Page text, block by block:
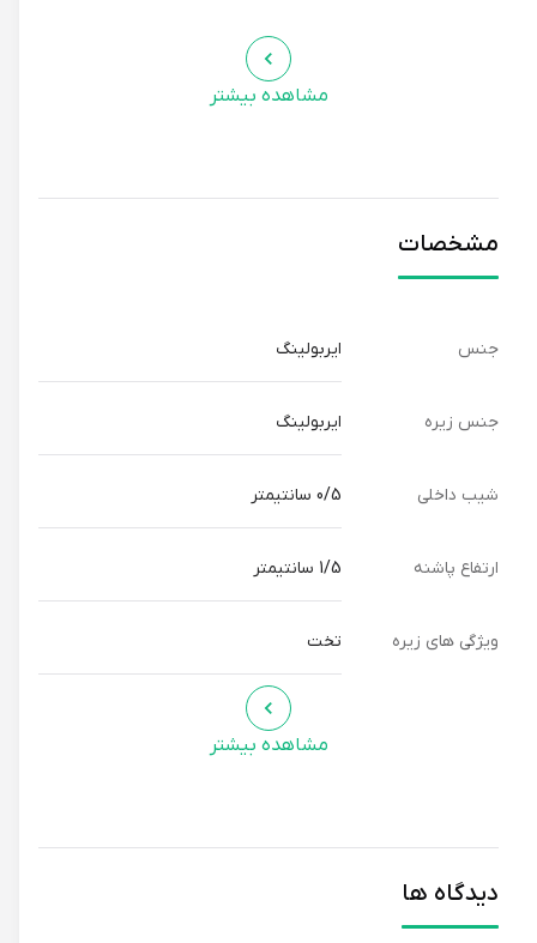
مشاهده بیشتر
مشخصات
جنس ایربولینگ
جنس زیره ایربولینگ
شیب داخلی
ارتفاع پاشنه
ویژگی های زیره تخت
مشاهده بیشتر
دیدگاه ها